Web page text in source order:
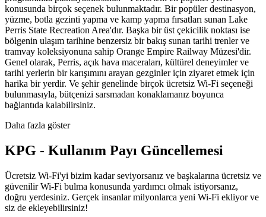
konusunda birçok seçenek bulunmaktadır. Bir popüler destinasyon,
yüzme, botla gezinti yapma ve kamp yapma fırsatları sunan Lake
Perris State Recreation Area'dır. Başka bir üst çekicilik noktası ise
bölgenin ulaşım tarihine benzersiz bir bakış sunan tarihi trenler ve
tramvay koleksiyonuna sahip Orange Empire Railway Müzesi'dir.
Genel olarak, Perris, açık hava maceraları, kültürel deneyimler ve
tarihi yerlerin bir karışımını arayan gezginler için ziyaret etmek için
harika bir yerdir. Ve şehir genelinde birçok ücretsiz Wi-Fi seçeneği
bulunmasıyla, bütçenizi sarsmadan konaklamanız boyunca
bağlantıda kalabilirsiniz.
Daha fazla göster
KPG - Kullanım Payı Güncellemesi
Ücretsiz Wi-Fi'yi bizim kadar seviyorsanız ve başkalarına ücretsiz ve
güvenilir Wi-Fi bulma konusunda yardımcı olmak istiyorsanız,
doğru yerdesiniz. Gerçek insanlar milyonlarca yeni Wi-Fi ekliyor ve
siz de ekleyebilirsiniz!